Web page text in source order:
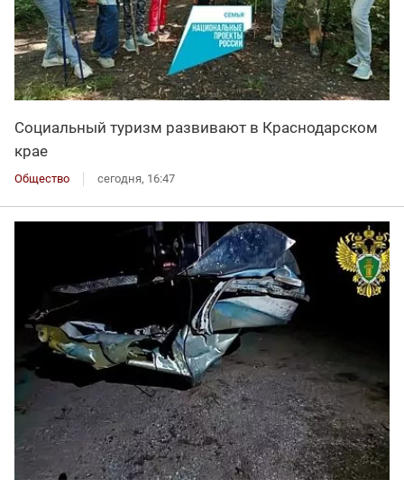
Социальный туризм развивают в Краснодарском
крае
Общество сегодня, 16:47